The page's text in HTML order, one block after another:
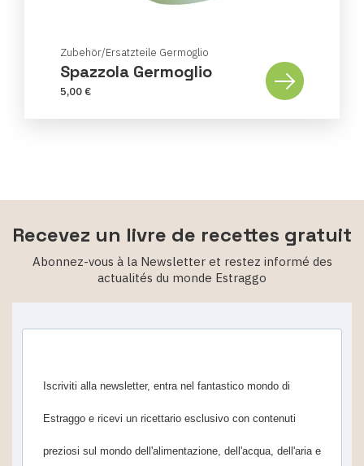
Zubehör/Ersatzteile Germoglio
Spazzola Germoglio
5,00 €
Recevez un livre de recettes gratuit
Abonnez-vous à la Newsletter et restez informé des
actualités du monde Estraggo
Iscriviti alla newsletter, entra nel fantastico mondo di
Estraggo e ricevi un ricettario esclusivo con contenuti
preziosi sul mondo dell'alimentazione, dell'acqua, dell'aria e